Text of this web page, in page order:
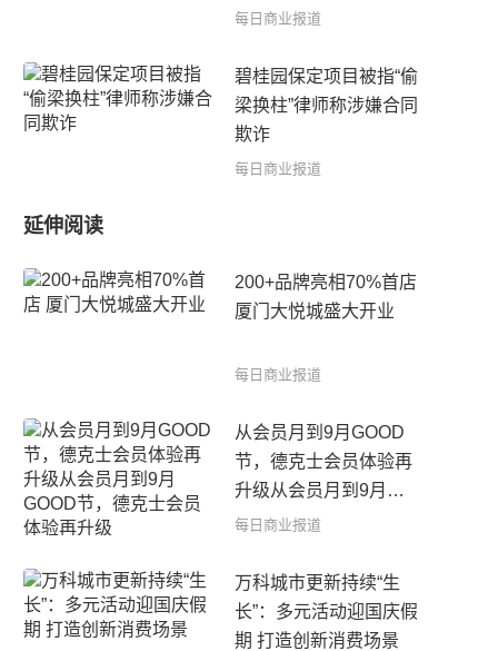
每日商业报道
碧桂园保定项目被指“偷
梁换柱”律师称涉嫌合同
欺诈
每日商业报道
延伸阅读
200+品牌亮相70%首店
厦门大悦城盛大开业
每日商业报道
从会员月到9月GOOD
节，德克士会员体验再
升级从会员月到9月
GOOD节，德克士会员
每日商业报道
万科城市更新持续“生
长”：多元活动迎国庆假
期 打造创新消费场景